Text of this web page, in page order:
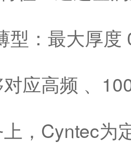
型：最大厚
应高频 、
，Cyntec为